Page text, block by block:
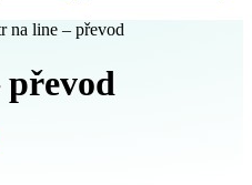
na line – převod
převod